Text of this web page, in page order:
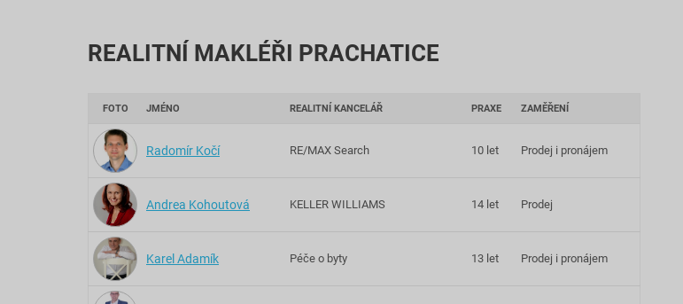
REALITNÍ MAKLÉŘI PRACHATICE
FOTO JMÉNO REALITNÍ KANCELÁŘ PRAXE ZAMĚŘENÍ
Radomír Kočí RE/MAX Search 10 let Prodej i pronájem
Andrea Kohoutová KELLER WILLIAMS 14 let Prodej
Karel Adamík Péče o byty 13 let Prodej i pronájem